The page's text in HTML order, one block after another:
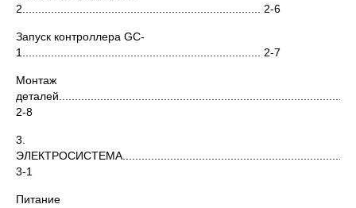
2........................................................................... 2-6
Запуск контроллера GC-
1........................................................................... 2-7
Монтаж
деталей..........................................................................................
2-8
3.
3-1
Питание